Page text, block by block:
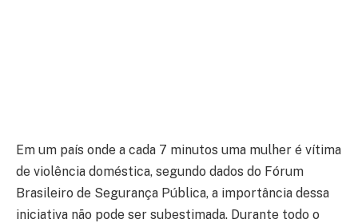
Em um país onde a cada 7 minutos uma mulher é vítima
de violência doméstica, segundo dados do Fórum
Brasileiro de Segurança Pública, a importância dessa
iniciativa não pode ser subestimada. Durante todo o